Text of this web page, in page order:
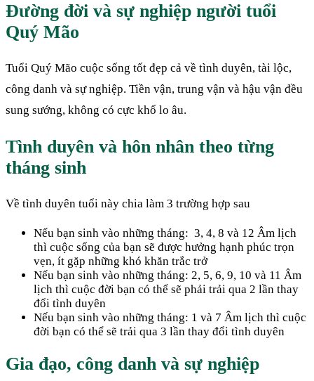
Đường đời và sự nghiệp người tuổi
Quý Mão
Tuổi Quý Mão cuộc sống tốt đẹp cả về tình duyên, tài lộc,
công danh và sự nghiệp. Tiền vận, trung vận và hậu vận đều
sung sướng, không có cực khổ lo âu.
Tình duyên và hôn nhân theo từng
tháng sinh
Về tình duyên tuổi này chia làm 3 trường hợp sau
Nếu bạn sinh vào những tháng: 3, 4, 8 và 12 Âm lịch
thì cuộc sống của bạn sẽ được hưởng hạnh phúc trọn
vẹn, ít gặp những khó khăn trắc trở
Nếu bạn sinh vào những tháng: 2, 5, 6, 9, 10 và 11 Âm
lịch thì cuộc đời bạn có thể sẽ phải trải qua 2 lần thay
đổi tình duyên
Nếu bạn sinh vào những tháng: 1 và 7 Âm lịch thì cuộc
đời bạn có thể sẽ trải qua 3 lần thay đổi tình duyên
Gia đạo, công danh và sự nghiệp